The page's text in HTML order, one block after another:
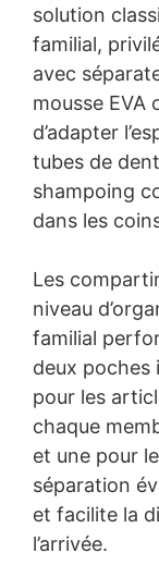
solution
familial,
avec
mousse
d’adapter
tubes de
shampoing
dans les
Les
niveau
familial
deux poches
pour les
chaque
et une pour
séparation
et facilite la
l’arrivée.